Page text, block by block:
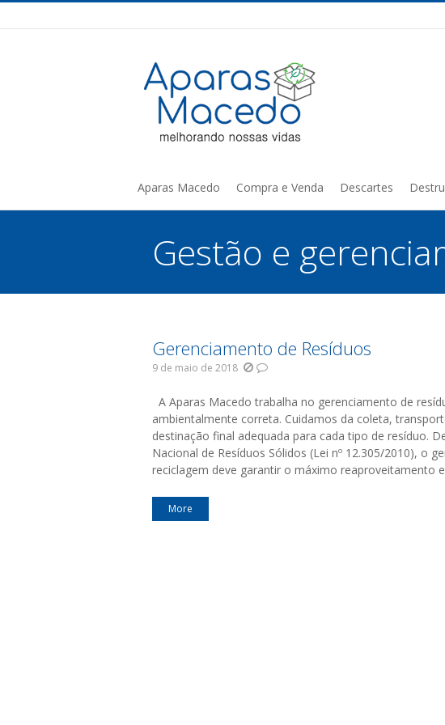
Aparas Macedo Compra e Venda Descartes
Gestão e
Gerenciamento de Resíduos
9 de maio de 2018
A Aparas Macedo trabalha no gerenciamento de
ambientalmente correta. Cuidamos da coleta,
destinação final adequada para cada tipo de resíduo.
Nacional de Resíduos Sólidos (Lei nº 12.305/2010), o
reciclagem deve garantir o máximo reaproveitamento
More